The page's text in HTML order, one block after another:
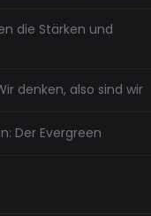
die Stärken und
denken, also sind wir
Der Evergreen